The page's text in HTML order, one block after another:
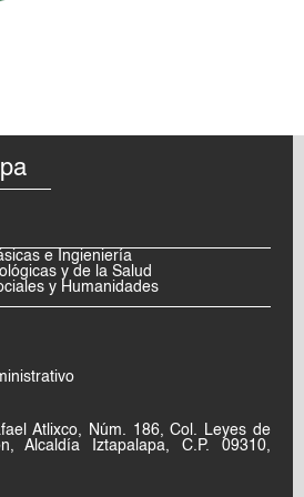
e Ingieniería
y de la Salud
y Humanidades
Atlixco, Núm. 186, Col. Leyes de
Alcaldía Iztapalapa, C.P. 09310,